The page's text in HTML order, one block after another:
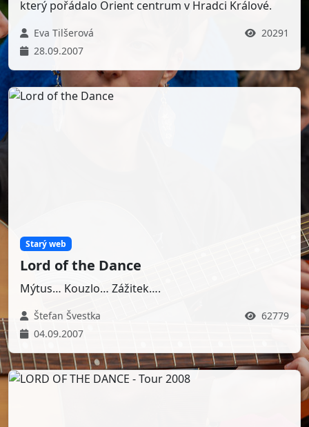
který pořádalo Orient centrum v Hradci Králové.
Eva Tilšerová
20291
28.09.2007
Starý web
Lord of the Dance
Mýtus… Kouzlo… Zážitek….
Štefan Švestka
62779
04.09.2007